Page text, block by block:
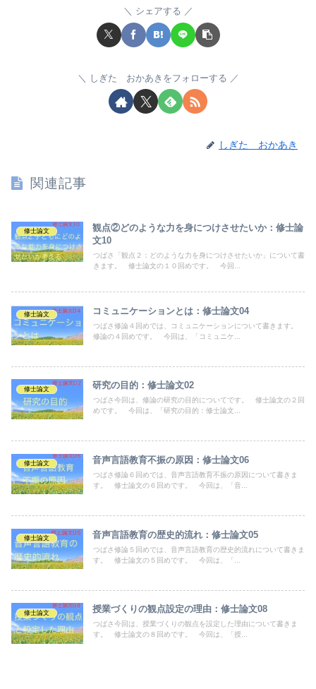
シェアする
しぎた おかあきをフォローする
しぎた おかあき
関連記事
修士論文
観点②どのような力を身につけさせたいか：修士論
文10
つばさ「観点２：どのような力を身につけさせたいか」について書
きます。 修士論文の１０回めです。 今回...
修士論文 コミュニケーションとは：修士論文04
つばさ修論４回めでは、コミュニケーションについて書きます。
修論の４回めです。 今回は、「コミュニケ...
修士論文 研究の目的：修士論文02
つばさ今回は、修論の研究の目的についてです。 修士論文の２回
めです。 今回は、「研究の目的：修士論文...
修士論文 音声言語教育不振の原因：修士論文06
つばさ修論６回めでは、音声言語教育不振の原因について書きま
す。 修士論文の６回めです。 今回は、「音...
修士論文 音声言語教育の歴史的流れ：修士論文05
つばさ修論５回めでは、音声言語教育の歴史的流れについて書きま
す。 修士論文の５回めです。 今回は、「...
修士論文 授業づくりの観点設定の理由：修士論文08
つばさ今回は、授業づくりの観点を設定した理由について書きま
す。 修士論文の８回めです。 今回は、「授...